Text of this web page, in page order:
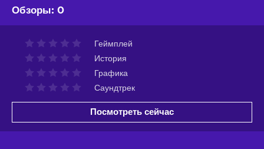
Обзоры: 0
Геймплей
История
Графика
Саундтрек
Посмотреть сейчас